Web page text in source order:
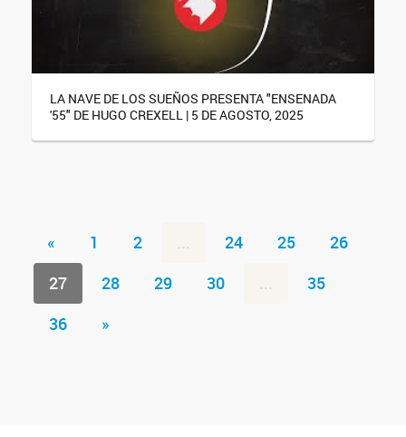
LA NAVE DE LOS SUEÑOS PRESENTA "ENSENADA
'55" DE HUGO CREXELL | 5 DE AGOSTO, 2025
« 1 2 ... 24 25
26
27
28 29 30 ...
35
36
»